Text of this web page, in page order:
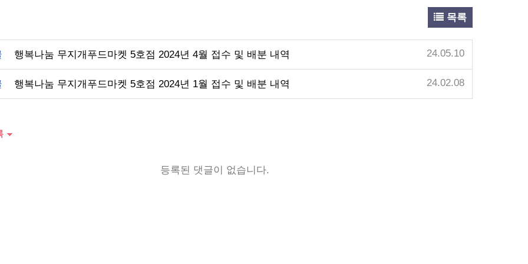
목록
행복나눔 무지개푸드마켓 5호점 2024년 4월 접수 및 배분 내역 24.05.10
행복나눔 무지개푸드마켓 5호점 2024년 1월 접수 및 배분 내역 24.02.08
등록된 댓글이 없습니다.